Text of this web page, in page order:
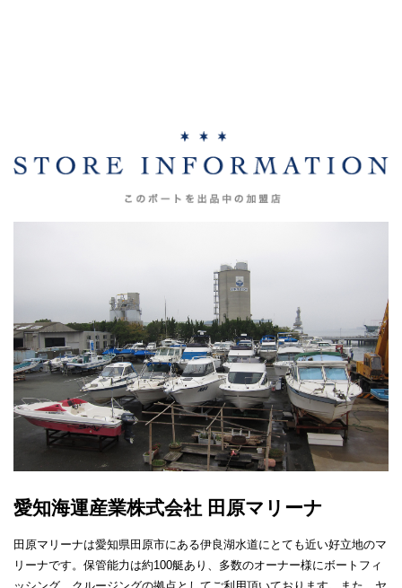
愛知海運産業株式会社 田原マリーナ
田原マリーナは愛知県田原市にある伊良湖水道にとても近い好立地のマ
リーナです。保管能力は約100艇あり、多数のオーナー様にボートフィ